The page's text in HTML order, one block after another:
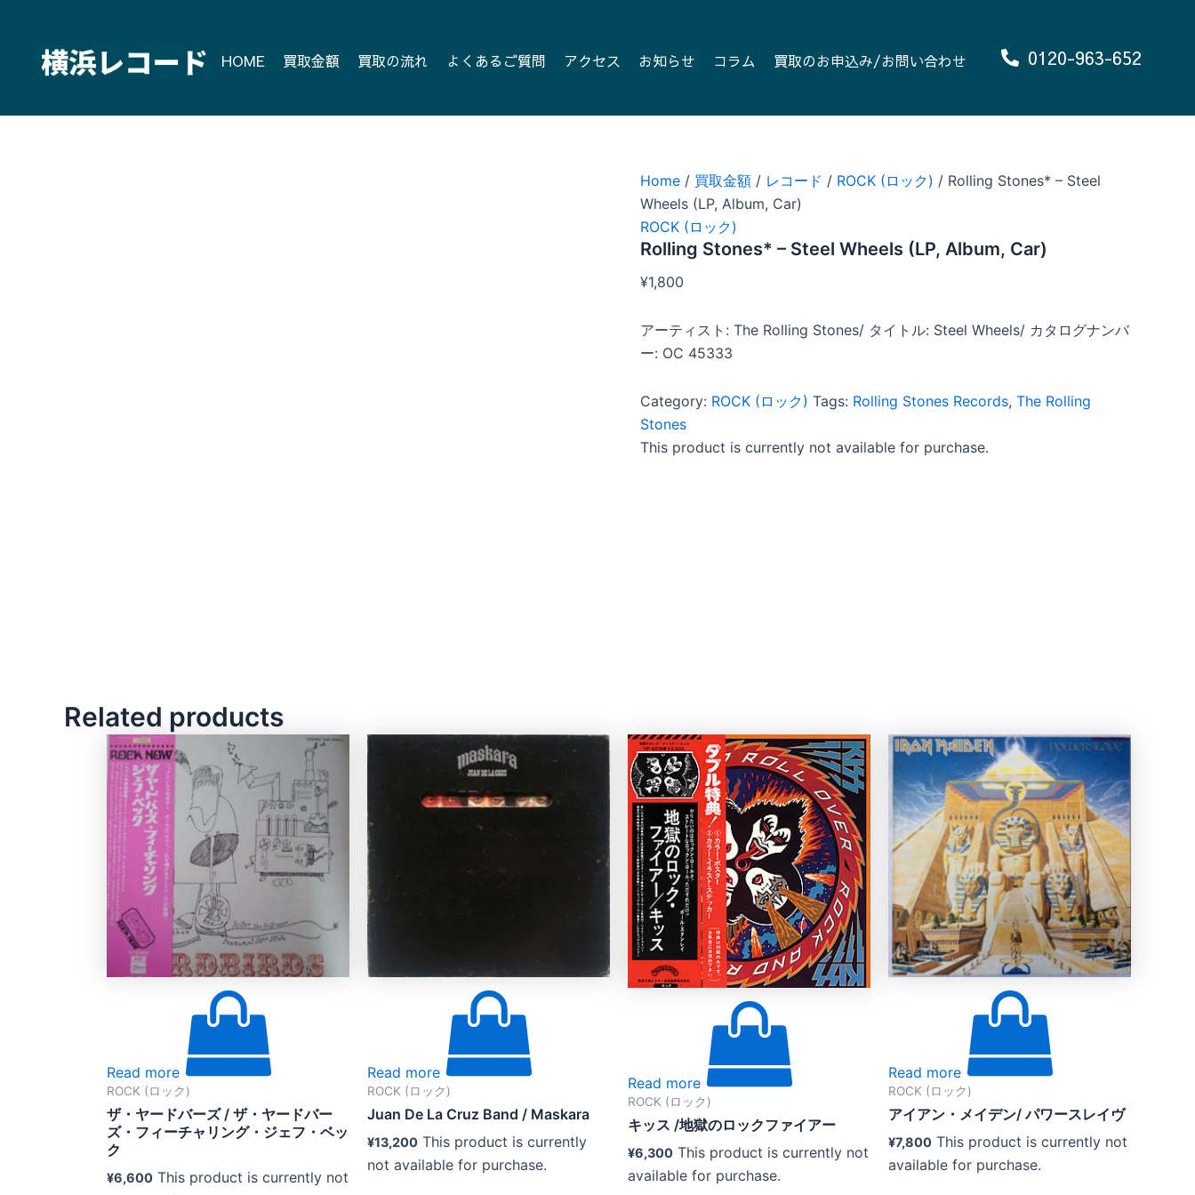
content
HOME 買取金額 買取の流れ よくあるご質問 アクセス お知らせ コラム 買取のお申込み/お問い合わせ 0120-963-652
Home / 買取金額 / レコード / ROCK (ロック) / Rolling Stones* – Steel
Wheels (LP, Album, Car)
ROCK (ロック)
Rolling Stones* – Steel Wheels (LP, Album, Car)
¥1,800
アーティスト: The Rolling Stones/ タイトル: Steel Wheels/ カタログナンバ
ー: OC 45333
Category: ROCK (ロック) Tags: Rolling Stones Records, The Rolling
Stones
This product is currently not available for purchase.
Related products
Read more
ROCK (ロック)
ザ・ヤードバーズ / ザ・ヤードバー
ズ・フィーチャリング・ジェフ・ベッ
ク
¥6,600 This product is currently not
Read more
ROCK (ロック)
Juan De La Cruz Band ‎/ Maskara
¥13,200 This product is currently
not available for purchase.
Read more
ROCK (ロック)
キッス /地獄のロックファイアー
¥6,300 This product is currently not
available for purchase.
Read more
ROCK (ロック)
アイアン・メイデン/ パワースレイヴ
¥7,800 This product is currently not
available for purchase.